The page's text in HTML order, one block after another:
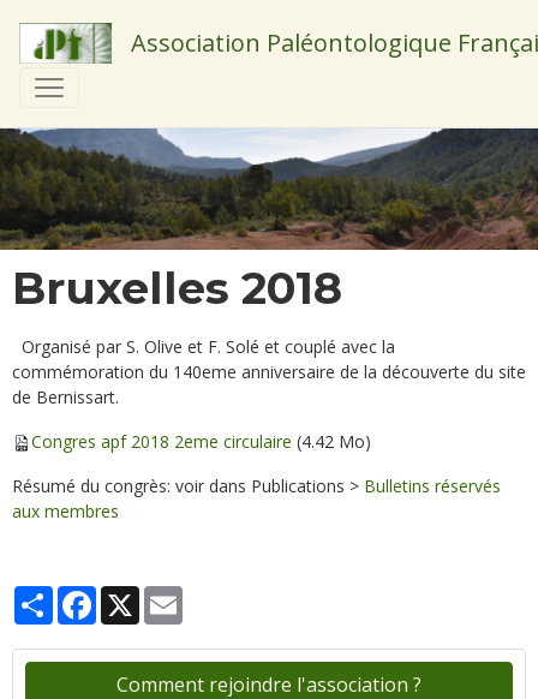
Association Paléontologique
Bruxelles 2018
Organisé par S. Olive et F. Solé et couplé avec la
commémoration du 140eme anniversaire de la découverte du site
de Bernissart.
Congres apf 2018 2eme circulaire (4.42 Mo)
Résumé du congrès: voir dans Publications > Bulletins réservés
aux membres
PartagerFacebook
X
Comment rejoindre l'association ?